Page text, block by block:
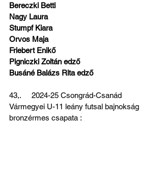
Bereczki Betti
Nagy Laura
Stumpf Kiara
Orvos Maja
Friebert Enikő
Pigniczki Zoltán edző
Busáné Balázs Rita edző
43,.     2024-25 Csongrád-Csanád
Vármegyei U-11 leány futsal bajnokság
bronzérmes csapata :